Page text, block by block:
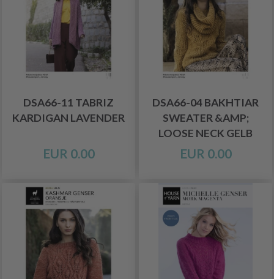
DSA66-11 TABRIZ
KARDIGAN LAVENDER
EUR 0.00
DSA66-04 BAKHTIAR
SWEATER &AMP;
LOOSE NECK GELB
EUR 0.00